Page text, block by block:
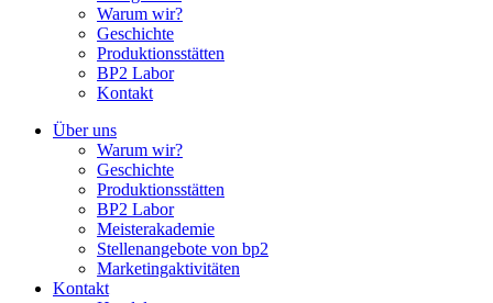
Warum wir?
Geschichte
Produktionsstätten
BP2 Labor
Kontakt
Über uns
Warum wir?
Geschichte
Produktionsstätten
BP2 Labor
Meisterakademie
Stellenangebote von bp2
Marketingaktivitäten
Kontakt